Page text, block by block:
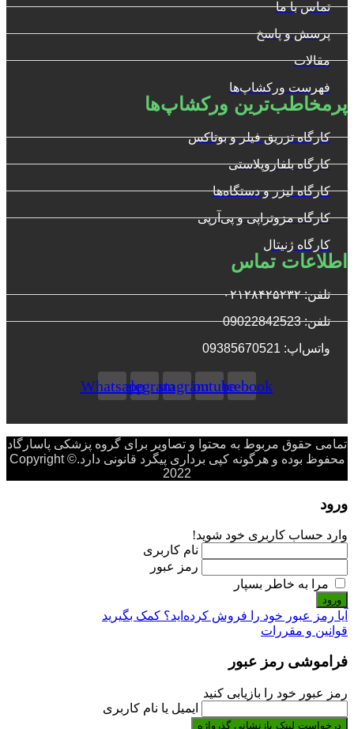
تماس با ما
پرسش و پاسخ
مقالات
فهرست ورکشاپ‌ها
پرمخاطب‌ترین ورکشاپ‌ها
کارگاه تزریق فیلر و بوتاکس
کارگاه بلفاروپلاستی
کارگاه لیزر و دستگاه‌ها
کارگاه مزوتراپی و پی‌آرپی
کارگاه ژنیتال
اطلاعات تماس
تلفن: ۰۲۱۲۸۴۲۵۲۳۲
تلفن: 09022842523
واتس‌‌اپ: 09385670521
Facebook
Youtube
Instagram
Telegram
Whatsapp
تمامی حقوق مربوط به محتوا و تصاویر برای گروه پزشکی پاسارگاد
محفوظ بوده و هرگونه کپی برداری پیگرد قانونی دارد.Copyright ©
2022
ورود
وارد حساب کاربری خود شوید!
نام کاربری
رمز عبور
مرا به خاطر بسپار
ورود
آیا رمز عبور خود را فروش کرده‌اید؟ کمک بگیرید
قوانین و مقررات
فراموشی رمز عبور
رمز عبور خود را بازیابی کنید
ایمیل یا نام کاربری
درخواست لینک بازنشانی گذرواژه